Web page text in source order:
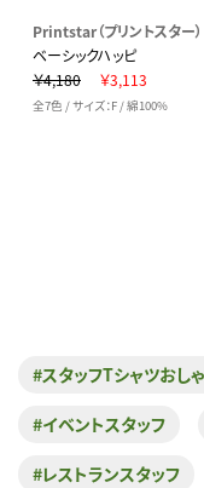
Printstar（プリントスター）
ベーシックハッピ
￥4,180
￥3,113
全7色 / サイズ：F / 綿100%
#スタッフTシャツおし
#イベントスタッフ
#レストランスタッフ